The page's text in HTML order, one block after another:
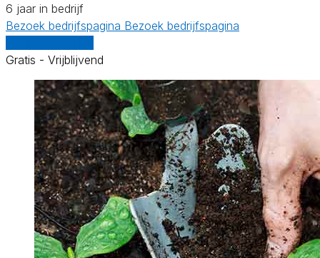
6 jaar in bedrijf
Bezoek bedrijfspagina Bezoek bedrijfspagina
Gratis - Vrijblijvend